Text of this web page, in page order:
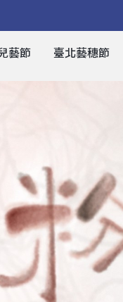
藝節 臺北藝穗節